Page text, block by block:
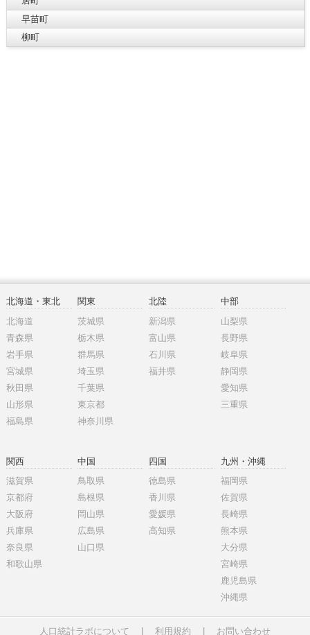
早苗町
柳町
北海道・東北
北海道
青森県
岩手県
宮城県
秋田県
山形県
福島県
関東
茨城県
栃木県
群馬県
埼玉県
千葉県
東京都
神奈川県
北陸
新潟県
富山県
石川県
福井県
中部
山梨県
長野県
岐阜県
静岡県
愛知県
三重県
関西
滋賀県
京都府
大阪府
兵庫県
奈良県
和歌山県
中国
鳥取県
島根県
岡山県
広島県
山口県
四国
徳島県
香川県
愛媛県
高知県
九州・沖縄
福岡県
佐賀県
長崎県
熊本県
大分県
宮崎県
鹿児島県
沖縄県
人口統計ラボについて 利用規約 お問い合わせ